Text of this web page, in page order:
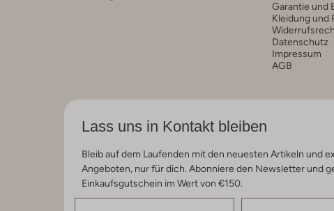
Garantie und
Kleidung und
Datenschutz
Impressum
AGB
Lass uns in Kontakt bleiben
Bleib auf dem Laufenden mit den neuesten Artikeln und
Angeboten, nur für dich. Abonniere den Newsletter und
Einkaufsgutschein im Wert von €150.